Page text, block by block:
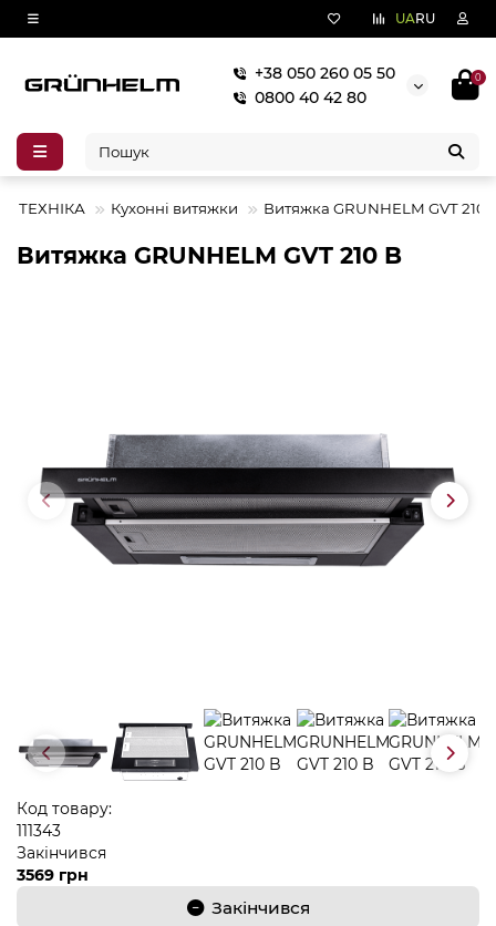
UARU
+38 050 260 05 50
0800 40 42 80
0
ТЕХНІКА Кухонні витяжки Витяжка GRUNHELM GVT 210
Витяжка GRUNHELM GVT 210 B
Код товару:
111343
Закінчився
3569 грн
Закінчився